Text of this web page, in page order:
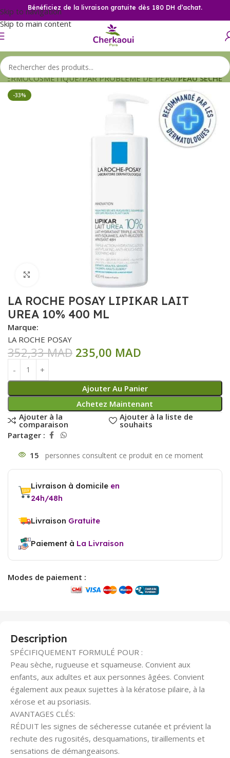
Skip to navigation
Skip to main content
Bénéficiez de la livraison gratuite dès 180 DH d’achat.
DERMOCOSMETIQUE PAR PROBLEME DE PEAU PEAU SECHE
-33%
LA ROCHE POSAY LIPIKAR LAIT
UREA 10% 400 ML
Marque:
LA ROCHE POSAY
352,33MAD 235,00 MAD
Ajouter Au Panier
Achetez Maintenant
Ajouter à la
comparaison
Ajouter à la liste de
souhaits
Partager :
15
Livraison à domicile en
24h/48h
Livraison Gratuite
Paiement à La Livraison
Modes de paiement :
Description
SPÉCIFIQUEMENT FORMULÉ POUR :
Peau sèche, rugueuse et squameuse. Convient aux
enfants, aux adultes et aux personnes âgées. Convient
également aux peaux sujettes à la kératose pilaire, à la
xérose et au psoriasis.
AVANTAGES CLÉS:
RÉDUIT les signes de sécheresse cutanée et prévient la
rechute des rugosités, desquamations, tiraillements et
sensations de démangeaisons.